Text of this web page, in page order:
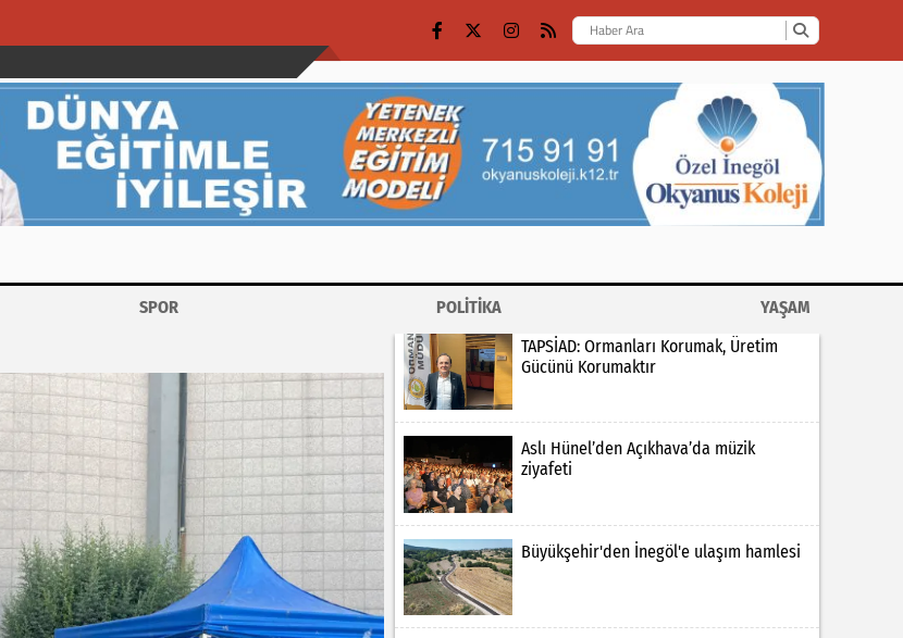
SPOR POLİTİKA
YAŞAM
TAPSİAD: Ormanları Korumak, Üretim
Gücünü Korumaktır
Aslı Hünel’den Açıkhava’da müzik
ziyafeti
Büyükşehir'den İnegöl'e ulaşım hamlesi